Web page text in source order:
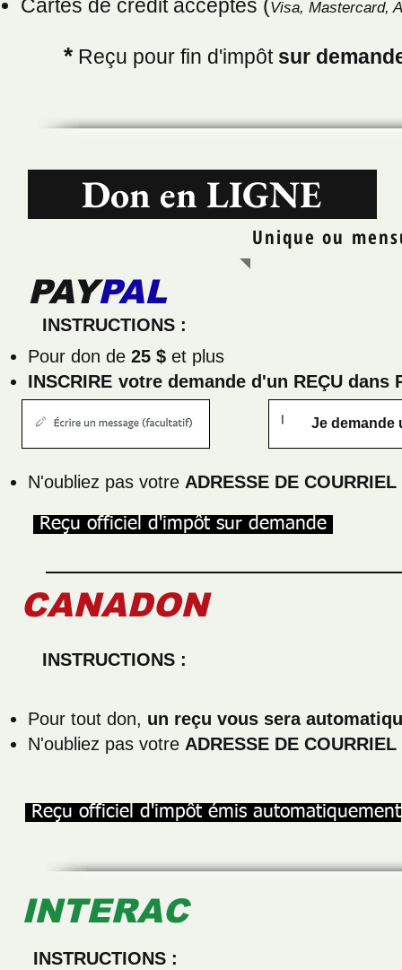
Cartes de crédit acceptés (Visa, Mastercard,
* Reçu pour fin d'impôt sur
Don en LIGNE
Unique ou
PAYPAL
INSTRUCTIONS :
Je demande
Pour don de 25 $ et plus
INSCRIRE votre demande d'un REÇU dans
N'oubliez pas votre ADRESSE DE COURRIEL
Reçu officiel d'impôt sur demande
CANADON
INSTRUCTIONS :
Pour tout don, un reçu vous sera
N'oubliez pas votre ADRESSE DE COURRIEL
Reçu officiel d'impôt émis automatiquement
INTERAC
INSTRUCTIONS :